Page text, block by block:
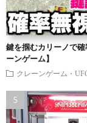
鍵を掴むカリーノで
ーンゲーム】
クレーンゲーム・